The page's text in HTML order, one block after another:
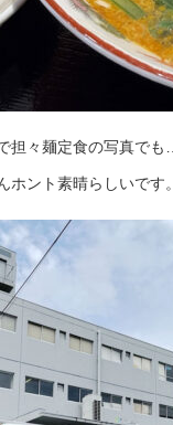
担々麺定食の写真でも…
ント素晴らしいです。